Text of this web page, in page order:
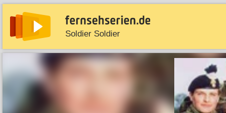
Soldier Soldier
News Entdecken Streaming